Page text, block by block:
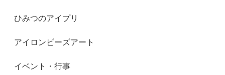
ひみつのアイプリ
アイロンビーズアート
イベント・行事